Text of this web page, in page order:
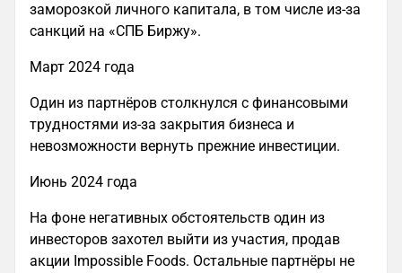
заморозкой личного капитала, в том числе из-за
санкций на «СПБ Биржу».
Март 2024 года
Один из партнёров столкнулся с финансовыми
трудностями из-за закрытия бизнеса и
невозможности вернуть прежние инвестиции.
Июнь 2024 года
На фоне негативных обстоятельств один из
инвесторов захотел выйти из участия, продав
акции Impossible Foods. Остальные партнёры не